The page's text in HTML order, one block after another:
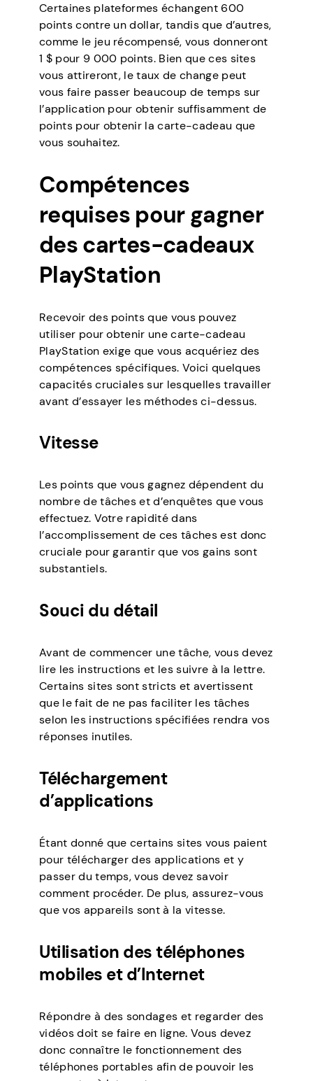
Certaines plateformes échangent 600
points contre un dollar, tandis que d’autres,
comme le jeu récompensé, vous donneront
1 $ pour 9 000 points. Bien que ces sites
vous attireront, le taux de change peut
vous faire passer beaucoup de temps sur
l’application pour obtenir suffisamment de
points pour obtenir la carte-cadeau que
vous souhaitez.
Compétences
requises pour gagner
des cartes-cadeaux
PlayStation
Recevoir des points que vous pouvez
utiliser pour obtenir une carte-cadeau
PlayStation exige que vous acquériez des
compétences spécifiques. Voici quelques
capacités cruciales sur lesquelles travailler
avant d’essayer les méthodes ci-dessus.
Vitesse
Les points que vous gagnez dépendent du
nombre de tâches et d’enquêtes que vous
effectuez. Votre rapidité dans
l’accomplissement de ces tâches est donc
cruciale pour garantir que vos gains sont
substantiels.
Souci du détail
Avant de commencer une tâche, vous devez
lire les instructions et les suivre à la lettre.
Certains sites sont stricts et avertissent
que le fait de ne pas faciliter les tâches
selon les instructions spécifiées rendra vos
réponses inutiles.
Téléchargement
d’applications
Étant donné que certains sites vous paient
pour télécharger des applications et y
passer du temps, vous devez savoir
comment procéder. De plus, assurez-vous
que vos appareils sont à la vitesse.
Utilisation des téléphones
mobiles et d’Internet
Répondre à des sondages et regarder des
vidéos doit se faire en ligne. Vous devez
donc connaître le fonctionnement des
téléphones portables afin de pouvoir les